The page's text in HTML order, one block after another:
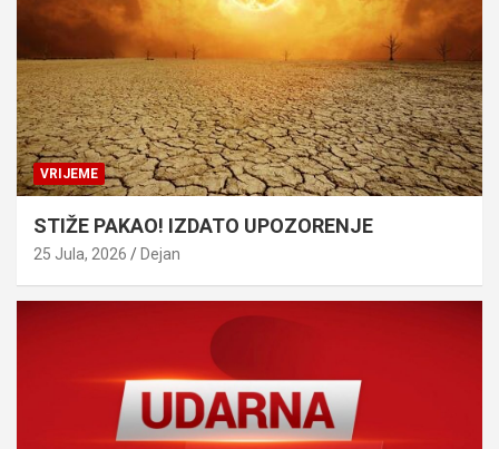
VRIJEME
STIŽE PAKAO! IZDATO UPOZORENJE
25 Jula, 2026 Dejan